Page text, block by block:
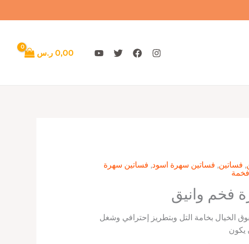
0,00 ر.س
, فساتين, فساتين سهرة اسود, فساتين سهرة
فخم وانيق
الخيال بخامة التل وبتطريز إحترافي وشغل
يكون